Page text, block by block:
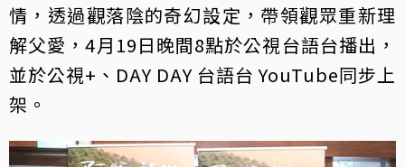
情，透過觀落陰的奇幻設定，帶領觀眾重新理
解父愛，4月19日晚間8點於公視台語台播出，
並於公視+、DAY DAY 台語台 YouTube同步上
架。